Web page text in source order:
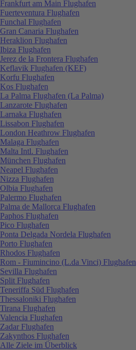
Frankfurt am Main Flughafen
Fuerteventura Flughafen
Funchal Flughafen
Gran Canaria Flughafen
Heraklion Flughafen
Ibiza Flughafen
Jerez de la Frontera Flughafen
Keflavik Flughafen (KEF)
Korfu Flughafen
Kos Flughafen
La Palma Flughafen (La Palma)
Lanzarote Flughafen
Larnaka Flughafen
Lissabon Flughafen
London Heathrow Flughafen
Malaga Flughafen
Malta Intl. Flughafen
München Flughafen
Neapel Flughafen
Nizza Flughafen
Olbia Flughafen
Palermo Flughafen
Palma de Mallorca Flughafen
Paphos Flughafen
Pico Flughafen
Ponta Delgada Nordela Flughafen
Porto Flughafen
Rhodos Flughafen
Rom - Fiumincino (L.da Vinci) Flughafen
Sevilla Flughafen
Split Flughafen
Teneriffa Süd Flughafen
Thessaloniki Flughafen
Tirana Flughafen
Valencia Flughafen
Zadar Flughafen
Zakynthos Flughafen
Alle Ziele im Überblick